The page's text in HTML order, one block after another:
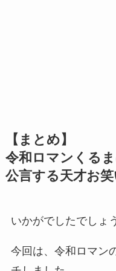
【まとめ】
令和ロマンくる
公言する天才お笑
いかがでしたでしょ
今回は、令和ロマン